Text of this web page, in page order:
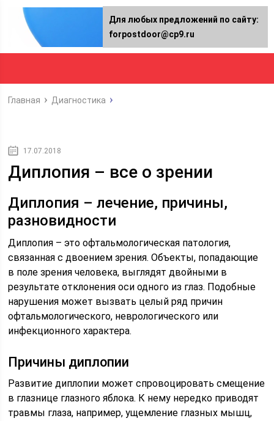
Главная Диагностика
17.07.2018
Диплопия – все о зрении
Диплопия – лечение, причины,
разновидности
Диплопия – это офтальмологическая патология,
связанная с двоением зрения. Объекты, попадающие
в поле зрения человека, выглядят двойными в
результате отклонения оси одного из глаз. Подобные
нарушения может вызвать целый ряд причин
офтальмологического, неврологического или
инфекционного характера.
Причины диплопии
Развитие диплопии может спровоцировать смещение
в глазнице глазного яблока. К нему нередко приводят
травмы глаза, например, ущемление глазных мышц,
Для любых предложений по сайту:
forpostdoor@cp9.ru